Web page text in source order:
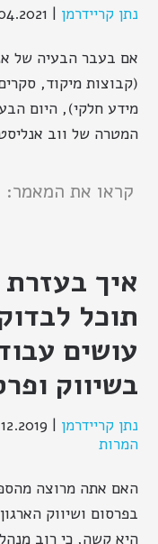
נתן קריידרמן |
אם בעבר הבעיה של
(קבוצות מיקוד,
מידע חלקי), היום
המטרה של ווב
קראו את המאמר: 2845
איך בעזרת
תוכל
עושים
בשיווק
נתן קריידרמן |
המרות
האם אתה מרוצה
בפרסום ושיווק
היא קשה, כי רוב